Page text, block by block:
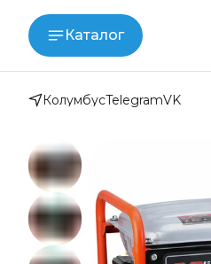
Каталог
КолумбусTelegramVK